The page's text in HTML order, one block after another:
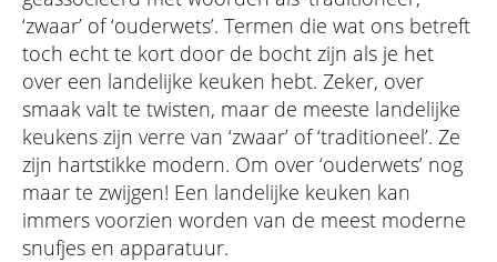
‘zwaar’ of ‘ouderwets’. Termen die wat ons betreft
toch echt te kort door de bocht zijn als je het
over een landelijke keuken hebt. Zeker, over
smaak valt te twisten, maar de meeste landelijke
keukens zijn verre van ‘zwaar’ of ‘traditioneel’. Ze
zijn hartstikke modern. Om over ‘ouderwets’ nog
maar te zwijgen! Een landelijke keuken kan
immers voorzien worden van de meest moderne
snufjes en apparatuur.